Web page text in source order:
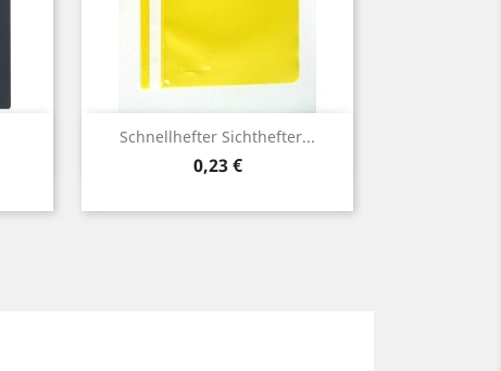
Schnellhefter Sichthefter...
Preis
0,23 €
Vorschau